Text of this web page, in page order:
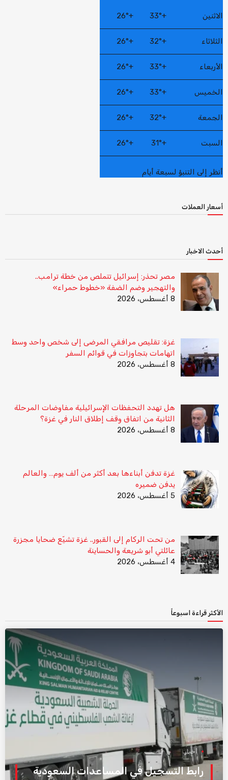
الاثنين +
33°
+
26°
الثلاثاء +
32°
+
26°
الأربعاء +
33°
+
26°
الخميس +
33°
+
26°
الجمعة +
32°
+
26°
السبت +
31°
+
26°
أنظر إلى التنبؤ لسبعة أيام
أسعار العملات
أحدث الاخبار
مصر تحذر: إسرائيل تتملص من خطة ترامب..
والتهجير وضم الضفة «خطوط حمراء»
8 أغسطس، 2026
غزة: تقليص مرافقي المرضى إلى شخص واحد وسط
اتهامات بتجاوزات في قوائم السفر
8 أغسطس، 2026
هل تهدد التحفظات الإسرائيلية مفاوضات المرحلة
الثانية من اتفاق وقف إطلاق النار في غزة؟
8 أغسطس، 2026
غزة تدفن أبناءها بعد أكثر من ألف يوم… والعالم
يدفن ضميره
5 أغسطس، 2026
من تحت الركام إلى القبور.. غزة تشيّع ضحايا مجزرة
عائلتي أبو شريعة والحساينة
4 أغسطس، 2026
الأكثر قراءة اسبوعاً
أخبار
رابط التسجيل في المساعدات السعودية